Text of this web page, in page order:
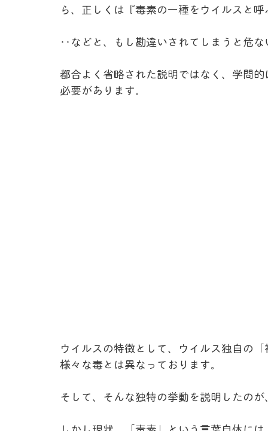
ら、正しくは
『毒素の一種をウイルスと
‥などと、もし勘違いされてしまうと危な
都合よく省略された説明ではなく、学問
必要があります。
ウイルスの特徴として、ウイルス独自の
様々な毒とは異なっております。
そして、そんな独特の挙動を説明したのが